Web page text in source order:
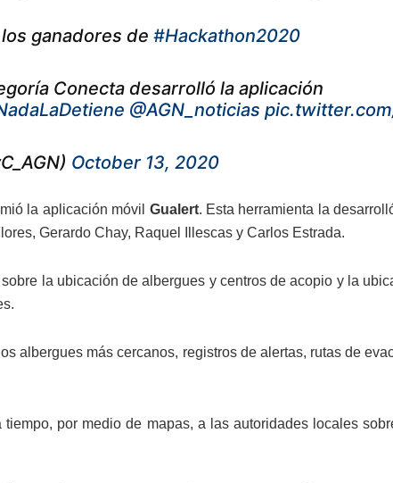
ganadores de #Hackathon2020
Conecta desarrolló la aplicación
@AGN_noticias
October 13, 2020
la aplicación móvil Gualert. Esta herramienta la
Gerardo Chay, Raquel Illescas y Carlos Estrada.
la ubicación de albergues y centros de acopio y la
albergues más cercanos, registros de alertas, rutas de
por medio de mapas, a las autoridades locales